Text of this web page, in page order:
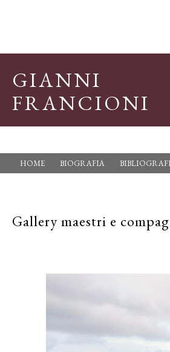
GIANNI
FRANCIONI
HOME BIOGRAFIA
Gallery maestri e